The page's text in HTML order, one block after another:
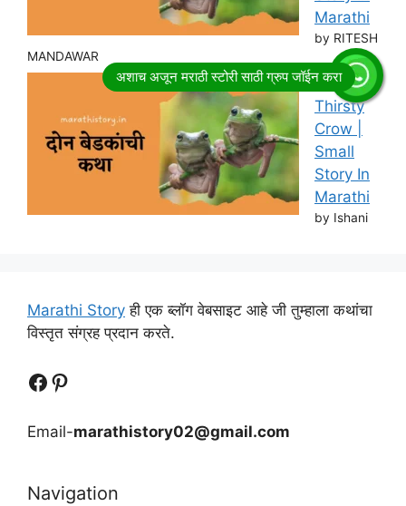
Marathi
by RITESH
MANDAWAR
Story of
Thirsty
Crow |
Small
Story In
Marathi
by Ishani
Marathi Story ही एक ब्लॉग वेबसाइट आहे जी तुम्हाला कथांचा
विस्तृत संग्रह प्रदान करते.
Follow UsFollow us
Email-marathistory02@gmail.com
Navigation